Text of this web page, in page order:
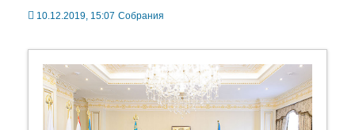
10.12.2019, 15:07 Собрания